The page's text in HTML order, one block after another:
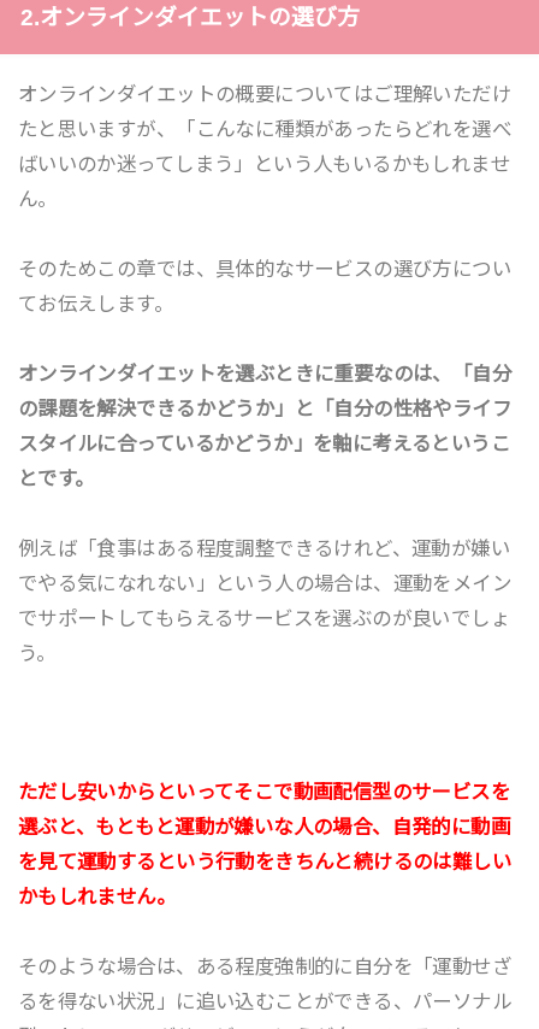
2.オンラインダイエットの選び方
オンラインダイエットの概要についてはご理解いただけ
たと思いますが、「こんなに種類があったらどれを選べ
ばいいのか迷ってしまう」という人もいるかもしれませ
ん。
そのためこの章では、具体的なサービスの選び方につい
てお伝えします。
オンラインダイエットを選ぶときに重要なのは、「自分
の課題を解決できるかどうか」と「自分の性格やライフ
スタイルに合っているかどうか」を軸に考えるというこ
とです。
例えば「食事はある程度調整できるけれど、運動が嫌い
でやる気になれない」という人の場合は、運動をメイン
でサポートしてもらえるサービスを選ぶのが良いでしょ
う。
ただし安いからといってそこで動画配信型のサービスを
選ぶと、もともと運動が嫌いな人の場合、自発的に動画
を見て運動するという行動をきちんと続けるのは難しい
かもしれません。
そのような場合は、ある程度強制的に自分を「運動せざ
るを得ない状況」に追い込むことができる、パーソナル